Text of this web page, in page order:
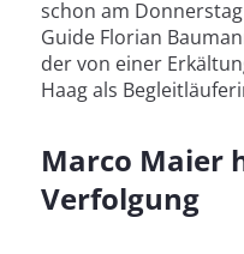
schon am
Guide Florian
der von einer
Haag als
Marco Maier
Verfolgung